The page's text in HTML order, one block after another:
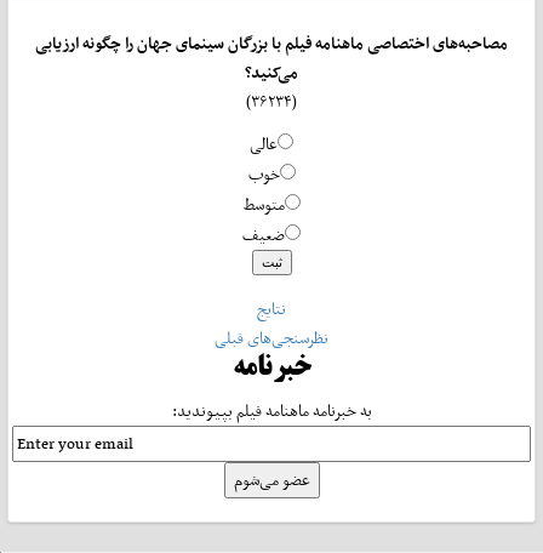
مصاحبه‌های اختصاصی ماهنامه فیلم با بزرگان سینمای جهان را چگونه ارزیابی
می‌کنید؟
عالی
خوب
متوسط
ضعیف
نتایج
نظرسنجی‌های قبلی
خبرنامه
به خبرنامه ماهنامه فیلم بپیوندید: